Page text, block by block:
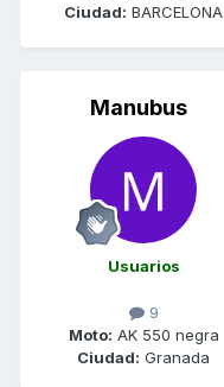
Ciudad: BARCELONA
Manubus
Usuarios
9
Moto: AK 550 negra
Ciudad: Granada